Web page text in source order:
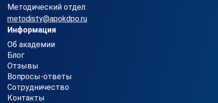
Методический отдел:
metodisty@apokdpo.ru
Информация
Об академии
Блог
Отзывы
Вопросы-ответы
Сотрудничество
Контакты